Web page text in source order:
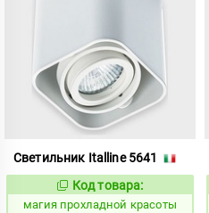
Светильник Italline 5641
Код:
915415
Код товара:
магия прохладной красоты